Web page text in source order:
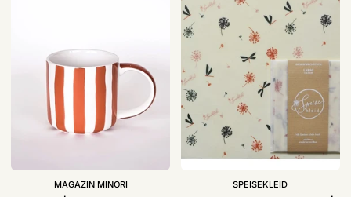
MAGAZIN MINORI
|
Speisekleid
SPEISEKLEID